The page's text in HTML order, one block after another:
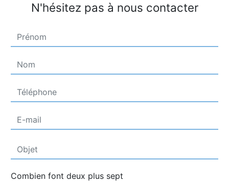
N'hésitez pas à nous contacter
Combien font deux plus sept